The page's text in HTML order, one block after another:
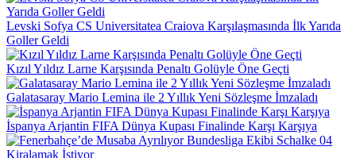
Levski Sofya CS Universitatea Craiova Karşılaşmasında İlk Yarıda
Goller Geldi
Kızıl Yıldız Larne Karşısında Penaltı Golüyle Öne Geçti
Galatasaray Mario Lemina ile 2 Yıllık Yeni Sözleşme İmzaladı
İspanya Arjantin FIFA Dünya Kupası Finalinde Karşı Karşıya